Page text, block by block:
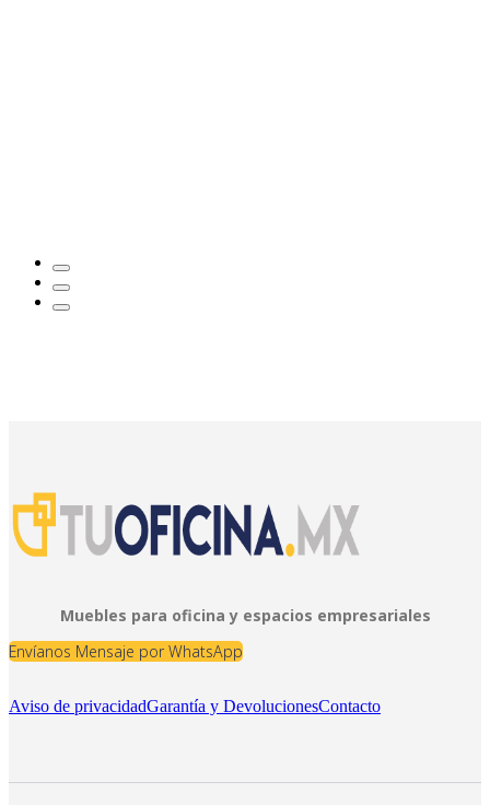
Muebles para oficina y espacios empresariales
Envíanos Mensaje por WhatsApp
Aviso de privacidadGarantía y DevolucionesContacto